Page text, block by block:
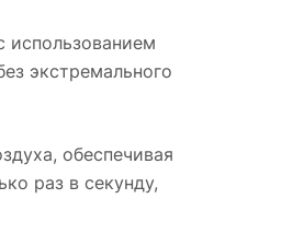
использованием
экстремального
обеспечивая
раз в секунду,